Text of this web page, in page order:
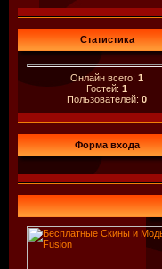
Статистика
Онлайн всего: 1
Гостей: 1
Пользователей: 0
Форма входа